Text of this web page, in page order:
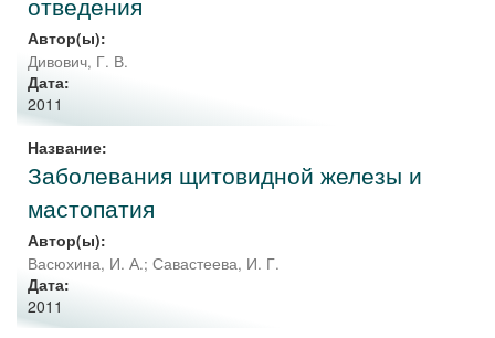
Автор(ы):
Дивович, Г. В.
Дата:
2011
Название:
Заболевания щитовидной железы и
мастопатия
Автор(ы):
Васюхина, И. А.; Савастеева, И. Г.
Дата:
2011